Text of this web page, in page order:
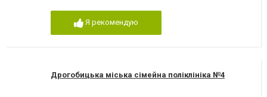
Я рекомендую
Дрогобицька міська сімейна поліклініка №4